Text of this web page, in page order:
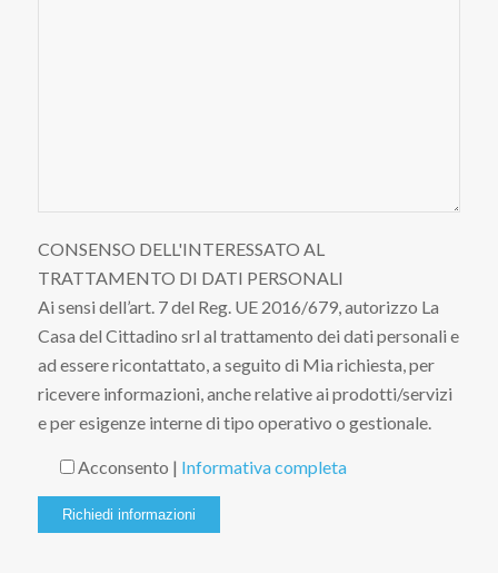
CONSENSO DELL'INTERESSATO AL
TRATTAMENTO DI DATI PERSONALI
Ai sensi dell’art. 7 del Reg. UE 2016/679, autorizzo La
Casa del Cittadino srl al trattamento dei dati personali e
ad essere ricontattato, a seguito di Mia richiesta, per
ricevere informazioni, anche relative ai prodotti/servizi
e per esigenze interne di tipo operativo o gestionale.
Acconsento | Informativa completa